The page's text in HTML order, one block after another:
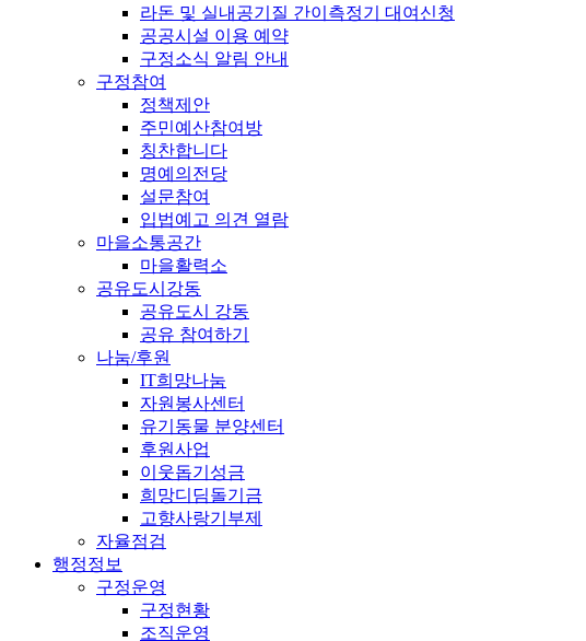
라돈 및 실내공기질 간이측정기 대여신청
공공시설 이용 예약
구정소식 알림 안내
구정참여
정책제안
주민예산참여방
칭찬합니다
명예의전당
설문참여
입법예고 의견 열람
마을소통공간
마을활력소
공유도시강동
공유도시 강동
공유 참여하기
나눔/후원
IT희망나눔
자원봉사센터
유기동물 분양센터
후원사업
이웃돕기성금
희망디딤돌기금
고향사랑기부제
자율점검
행정정보
구정운영
구정현황
조직운영